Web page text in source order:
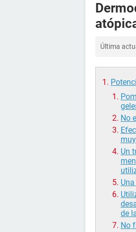
Última
No
Un
de
No